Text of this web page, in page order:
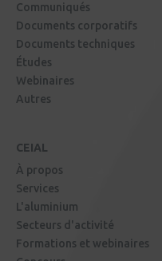
Communiqués
Documents corporatifs
Documents techniques
Études
Webinaires
Autres
CEIAL
À propos
Services
L'aluminium
Secteurs d'activité
Formations et webinaires